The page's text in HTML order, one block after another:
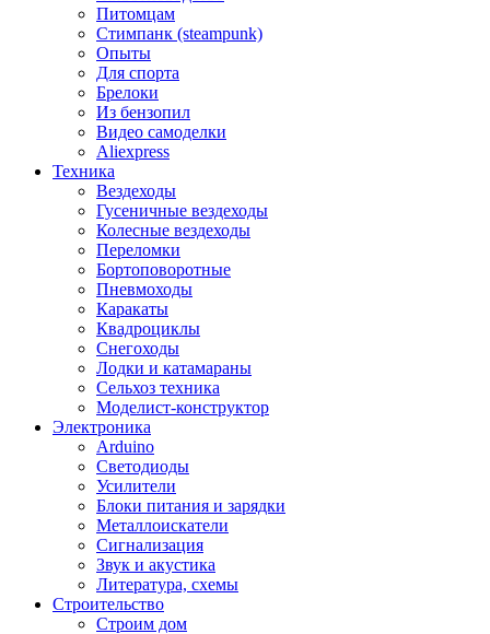
Питомцам
Стимпанк (steampunk)
Опыты
Для спорта
Брелоки
Из бензопил
Видео самоделки
Aliexpress
Техника
Вездеходы
Гусеничные вездеходы
Колесные вездеходы
Переломки
Бортоповоротные
Пневмоходы
Каракаты
Квадроциклы
Снегоходы
Лодки и катамараны
Сельхоз техника
Моделист-конструктор
Электроника
Arduino
Светодиоды
Усилители
Блоки питания и зарядки
Металлоискатели
Сигнализация
Звук и акустика
Литература, схемы
Строительство
Строим дом